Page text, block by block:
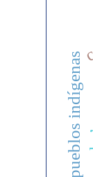
pueblos indígenas